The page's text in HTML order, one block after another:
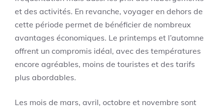
et des activités. En revanche, voyager en dehors de
cette période permet de bénéficier de nombreux
avantages économiques. Le printemps et l’automne
offrent un compromis idéal, avec des températures
encore agréables, moins de touristes et des tarifs
plus abordables.
Les mois de mars, avril, octobre et novembre sont